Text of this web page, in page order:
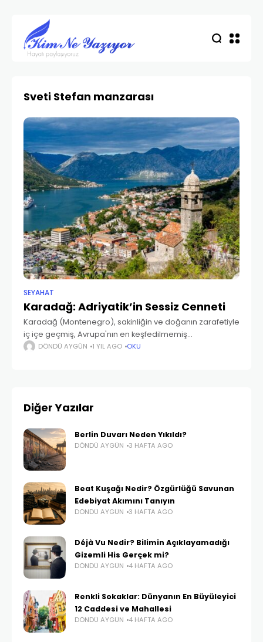
Sveti Stefan manzarası
SEYAHAT
Karadağ: Adriyatik’in Sessiz Cenneti
Karadağ (Montenegro), sakinliğin ve doğanın zarafetiyle
iç içe geçmiş, Avrupa'nın en keşfedilmemiş
hazinelerinden biri. Adriyatik Denizi’nin kristal
DÖNDÜ AYGÜN 1 YIL AGO OKU
Diğer Yazılar
Berlin Duvarı Neden Yıkıldı?
DÖNDÜ AYGÜN 3 HAFTA AGO
Beat Kuşağı Nedir? Özgürlüğü Savunan
Edebiyat Akımını Tanıyın
DÖNDÜ AYGÜN 3 HAFTA AGO
Déjà Vu Nedir? Bilimin Açıklayamadığı
Gizemli His Gerçek mi?
DÖNDÜ AYGÜN 4 HAFTA AGO
Renkli Sokaklar: Dünyanın En Büyüleyici
12 Caddesi ve Mahallesi
DÖNDÜ AYGÜN 4 HAFTA AGO